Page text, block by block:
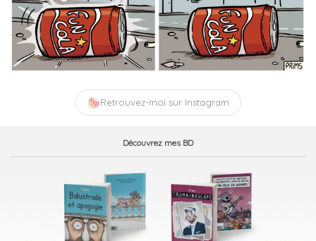
Retrouvez-moi sur Instagram
Découvrez mes BD